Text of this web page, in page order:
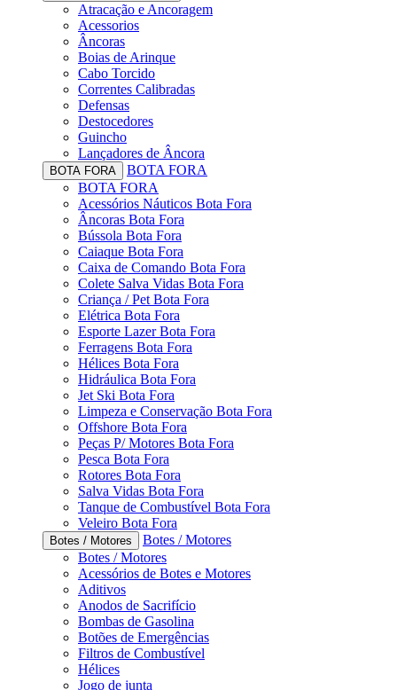
Atracação e Ancoragem
Acessorios
Âncoras
Boias de Arinque
Cabo Torcido
Correntes Calibradas
Defensas
Destocedores
Guincho
Lançadores de Âncora
BOTA FORA
BOTA FORA
BOTA FORA
Acessórios Náuticos Bota Fora
Âncoras Bota Fora
Bússola Bota Fora
Caiaque Bota Fora
Caixa de Comando Bota Fora
Colete Salva Vidas Bota Fora
Criança / Pet Bota Fora
Elétrica Bota Fora
Esporte Lazer Bota Fora
Ferragens Bota Fora
Hélices Bota Fora
Hidráulica Bota Fora
Jet Ski Bota Fora
Limpeza e Conservação Bota Fora
Offshore Bota Fora
Peças P/ Motores Bota Fora
Pesca Bota Fora
Rotores Bota Fora
Salva Vidas Bota Fora
Tanque de Combustível Bota Fora
Veleiro Bota Fora
Botes / Motores
Botes / Motores
Botes / Motores
Acessórios de Botes e Motores
Aditivos
Anodos de Sacrifício
Bombas de Gasolina
Botões de Emergências
Filtros de Combustível
Hélices
Jogo de junta